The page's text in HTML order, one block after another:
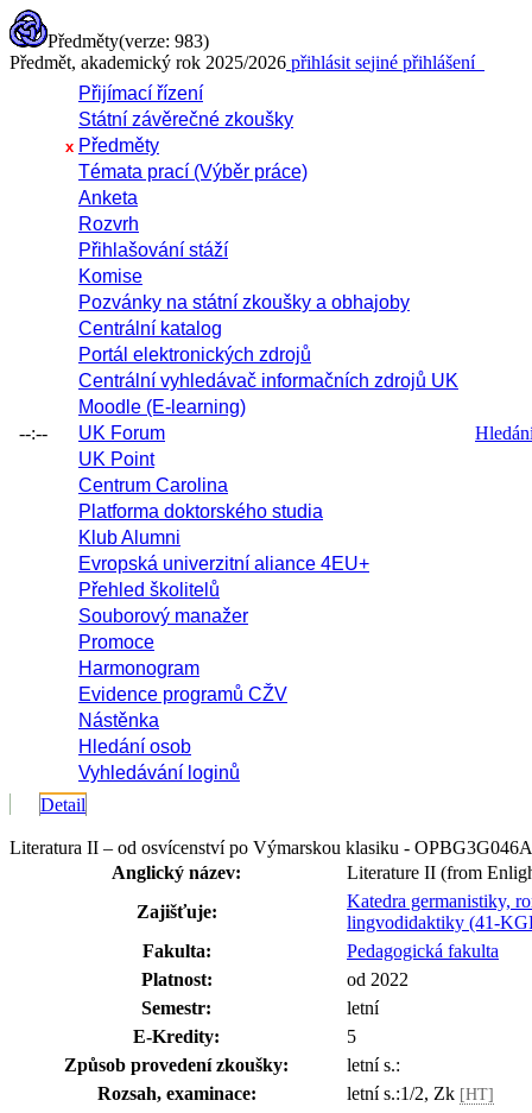
Předměty(verze: 983)
Předmět, akademický rok 2025/2026 přihlásit sejiné přihlášení
--:--
Přijímací řízení
Státní závěrečné zkoušky
x Předměty
Témata prací (Výběr práce)
Anketa
Rozvrh
Přihlašování stáží
Komise
Pozvánky na státní zkoušky a obhajoby
Centrální katalog
Portál elektronických zdrojů
Centrální vyhledávač informačních zdrojů UK
Moodle (E-learning)
UK Forum
UK Point
Centrum Carolina
Platforma doktorského studia
Klub Alumni
Evropská univerzitní aliance 4EU+
Přehled školitelů
Souborový manažer
Promoce
Harmonogram
Evidence programů CŽV
Nástěnka
Hledání osob
Vyhledávání loginů
Detail
Literatura II – od osvícenství po Výmarskou klasiku - OPBG3G046A
Anglický název:
Literature II (from
Zajišťuje:
Katedra germanistiky,
lingvodidaktiky (41-
Fakulta:
Pedagogická fakulta
Platnost:
od 2022
Semestr:
letní
E-Kredity:
5
Způsob provedení zkoušky:
letní s.:
Rozsah, examinace:
letní s.:1/2, Zk [HT]